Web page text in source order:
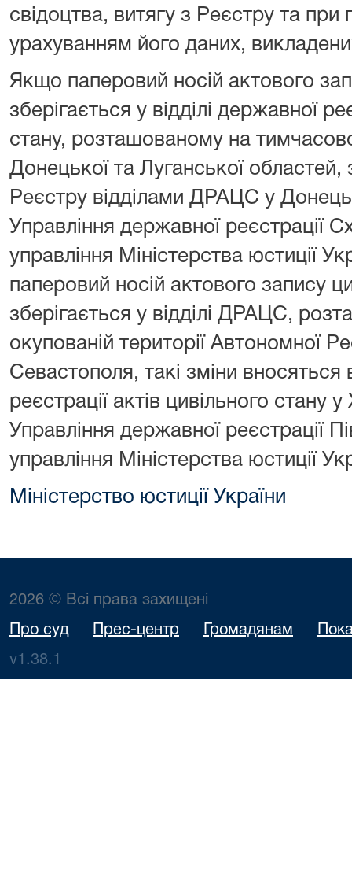
свідоцтва, витягу з Реєстру та при
урахуванням його даних,
Якщо паперовий носій актового
зберігається у відділі державної
стану, розташованому на
Донецької та Луганської областей,
Реєстру відділами ДРАЦС у
Управління державної реєстрації
управління Міністерства юстиції
паперовий носій актового запису
зберігається у відділі ДРАЦС,
окупованій території Автономної
Севастополя, такі зміни вносяться
реєстрації актів цивільного стану
Управління державної реєстрації
управління Міністерства юстиції
Міністерство юстиції України
2026 © Всі права захищені
Про суд Прес-центр Громадянам
v1.38.1